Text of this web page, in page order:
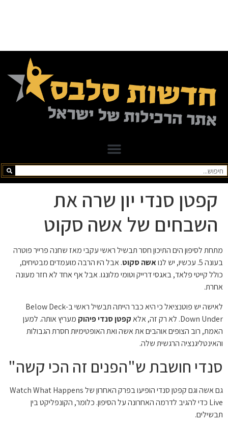
קפטן סנדי יון שרה את
השבחים של אשה סקוט
מתחת לסיפון הים התיכון חסר תבשיל ראשי עקבי מאז שחנה פרייר פוטרה
בעונה 5. עכשיו, יש לנו
אשה סקוט. אבל היו הרבה מועמדים מבטיחים,
כולל קייטי פלאד, באגסי דרייק וטומי מלונגו. אבל אף אחד לא חזר מעונה
אחרת.
לאישה יש פוטנציאל כי היא כבר הייתה תבשיל ראשי ב-Below Deck
Down Under. לא רק זה, אלא
קפטן סנדי פיהוק מעריץ אותה. למען
האמת, רוב הצופים אוהבים את אשה ואת האופטימיות חסרת הגבולות
והאינטליגנציה הרגשית שלה.
סנדי חושבת ש"הפנים זה הכי קשה"
גם אשה וגם קפטן סנדי הופיעו בפרק האחרון של Watch What Happens
Live כדי להגיב לדרמה האחרונה על הסיפון. כלומר, הקונפליקט בין
תבשילים.